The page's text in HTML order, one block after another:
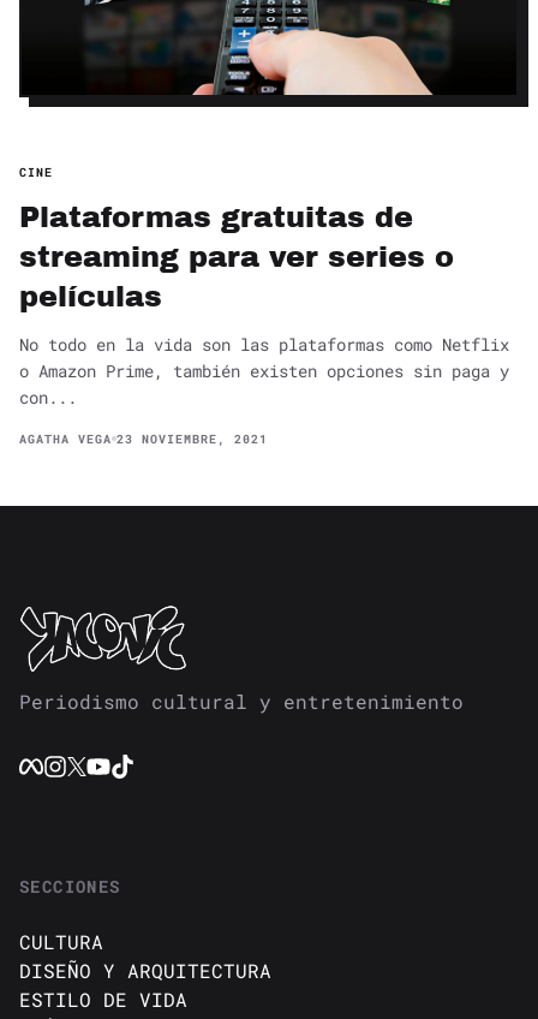
CINE
Plataformas gratuitas de
streaming para ver series o
películas
No todo en la vida son las plataformas como Netflix
o Amazon Prime, también existen opciones sin paga y
con...
AGATHA VEGA 23 NOVIEMBRE, 2021
Periodismo cultural y entretenimiento
SECCIONES
CULTURA
DISEÑO Y ARQUITECTURA
ESTILO DE VIDA